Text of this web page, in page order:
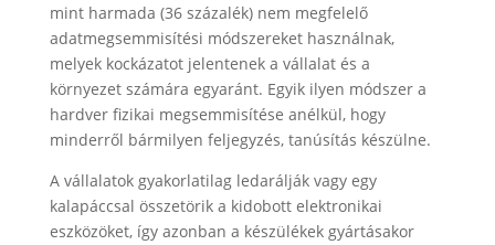
mint harmada (36 százalék) nem megfelelő
adatmegsemmisítési módszereket használnak,
melyek kockázatot jelentenek a vállalat és a
környezet számára egyaránt. Egyik ilyen módszer a
hardver fizikai megsemmisítése anélkül, hogy
minderről bármilyen feljegyzés, tanúsítás készülne.
A vállalatok gyakorlatilag ledarálják vagy egy
kalapáccsal összetörik a kidobott elektronikai
eszközöket, így azonban a készülékek gyártásakor